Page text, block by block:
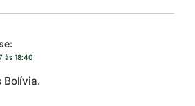
às 18:40
Bolívia.